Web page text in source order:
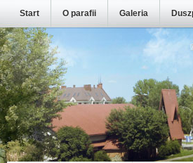
Start O parafii Galeria